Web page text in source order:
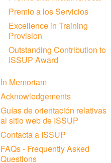
Premio a los Servicios
Excellence in Training
Provision
Outstanding Contribution to
ISSUP Award
In Memoriam
Acknowledgements
Guías de orientación relativas
al sitio web de ISSUP
Contacta a ISSUP
FAQs - Frequently Asked
Questions